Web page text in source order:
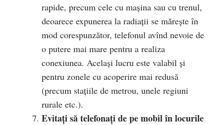
rapide, precum cele cu maşina sau cu trenul,
deoarece expunerea la radiaţii se măreşte în
mod corespunzător, telefonul avînd nevoie de
o putere mai mare pentru a realiza
conexiunea. Acelaşi lucru este valabil şi
pentru zonele cu acoperire mai redusă
(precum staţiile de metrou, unele regiuni
rurale etc.).
Evitaţi să telefonaţi de pe mobil în locurile